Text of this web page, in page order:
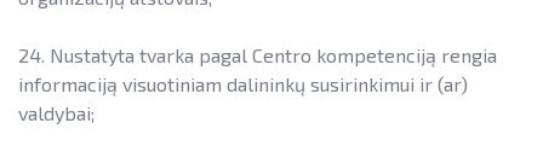
24. Nustatyta tvarka pagal Centro kompetenciją rengia
informaciją visuotiniam dalininkų susirinkimui ir (ar)
valdybai;